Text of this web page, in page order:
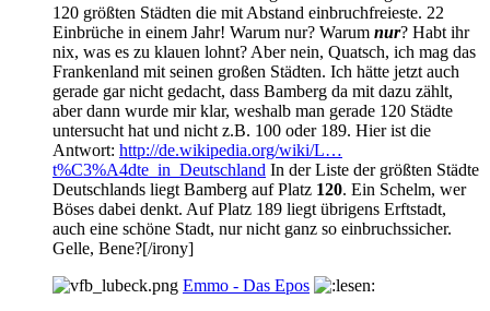
120 größten Städten die mit Abstand einbruchfreieste. 22
Einbrüche in einem Jahr! Warum nur? Warum nur? Habt ihr
nix, was es zu klauen lohnt? Aber nein, Quatsch, ich mag das
Frankenland mit seinen großen Städten. Ich hätte jetzt auch
gerade gar nicht gedacht, dass Bamberg da mit dazu zählt,
aber dann wurde mir klar, weshalb man gerade 120 Städte
untersucht hat und nicht z.B. 100 oder 189. Hier ist die
Antwort: http://de.wikipedia.org/wiki/L…
t%C3%A4dte_in_Deutschland In der Liste der größten Städte
Deutschlands liegt Bamberg auf Platz 120. Ein Schelm, wer
Böses dabei denkt. Auf Platz 189 liegt übrigens Erftstadt,
auch eine schöne Stadt, nur nicht ganz so einbruchssicher.
Gelle, Bene?[/irony]
Emmo - Das Epos